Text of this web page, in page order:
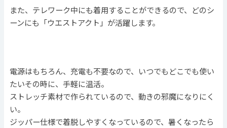
また、テレワーク中にも着用することができるので、どのシ
ーンにも「ウエストアクト」が活躍します。
電源はもちろん、充電も不要なので、いつでもどこでも使い
たいその時に、手軽に温活。
ストレッチ素材で作られているので、動きの邪魔になりにく
い。
ジッパー仕様で着脱しやすくなっているので、暑くなったら